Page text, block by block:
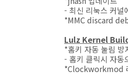
- 최신 리눅스 커널
*MMC discard
Lulz Kernel
*홈키 자동 눌림 방
- 홈키 클릭시 자동
*Clockworkmod